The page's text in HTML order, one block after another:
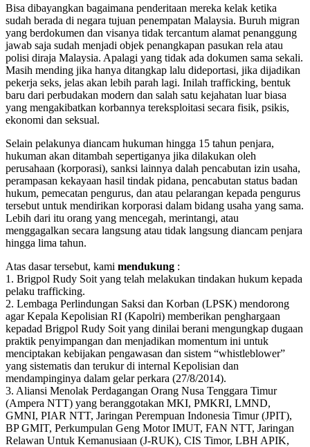
Bisa dibayangkan bagaimana penderitaan mereka kelak ketika
sudah berada di negara tujuan penempatan Malaysia. Buruh migran
yang berdokumen dan visanya tidak tercantum alamat penanggung
jawab saja sudah menjadi objek penangkapan pasukan rela atau
polisi diraja Malaysia. Apalagi yang tidak ada dokumen sama sekali.
Masih mending jika hanya ditangkap lalu dideportasi, jika dijadikan
pekerja seks, jelas akan lebih parah lagi. Inilah trafficking, bentuk
baru dari perbudakan modern dan salah satu kejahatan luar biasa
yang mengakibatkan korbannya tereksploitasi secara fisik, psikis,
ekonomi dan seksual.
Selain pelakunya diancam hukuman hingga 15 tahun penjara,
hukuman akan ditambah sepertiganya jika dilakukan oleh
perusahaan (korporasi), sanksi lainnya dalah pencabutan izin usaha,
perampasan kekayaan hasil tindak pidana, pencabutan status badan
hukum, pemecatan pengurus, dan atau pelarangan kepada pengurus
tersebut untuk mendirikan korporasi dalam bidang usaha yang sama.
Lebih dari itu orang yang mencegah, merintangi, atau
menggagalkan secara langsung atau tidak langsung diancam penjara
hingga lima tahun.
Atas dasar tersebut, kami mendukung :
1. Brigpol Rudy Soit yang telah melakukan tindakan hukum kepada
pelaku trafficking.
2. Lembaga Perlindungan Saksi dan Korban (LPSK) mendorong
agar Kepala Kepolisian RI (Kapolri) memberikan penghargaan
kepadad Brigpol Rudy Soit yang dinilai berani mengungkap dugaan
praktik penyimpangan dan menjadikan momentum ini untuk
menciptakan kebijakan pengawasan dan sistem “whistleblower”
yang sistematis dan terukur di internal Kepolisian dan
mendampinginya dalam gelar perkara (27/8/2014).
3. Aliansi Menolak Perdagangan Orang Nusa Tenggara Timur
(Ampera NTT) yang beranggotakan MKI, PMKRI, LMND,
GMNI, PIAR NTT, Jaringan Perempuan Indonesia Timur (JPIT),
BP GMIT, Perkumpulan Geng Motor IMUT, FAN NTT, Jaringan
Relawan Untuk Kemanusiaan (J-RUK), CIS Timor, LBH APIK,